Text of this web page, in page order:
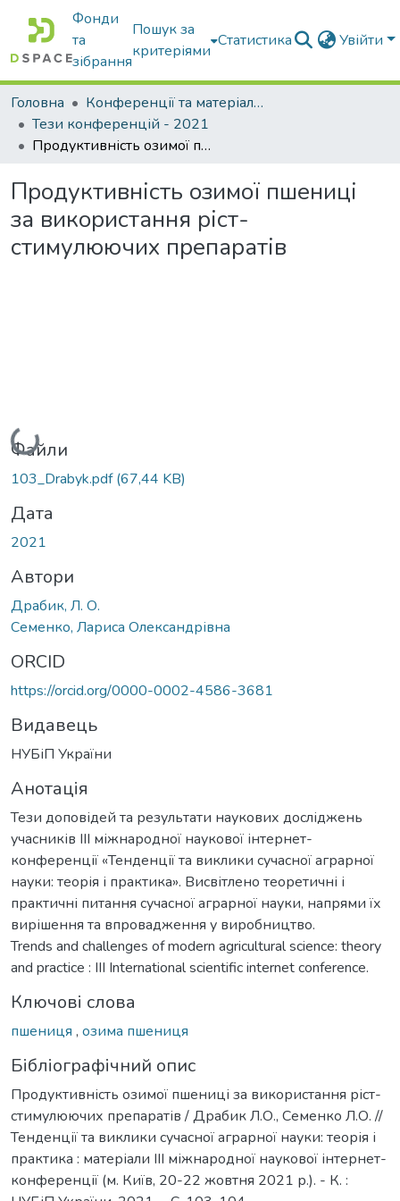
Фонди
та
зібрання
Пошук за
критеріями
Статистика Увійти
Головна
Конференції та матеріали конференцій
Тези конференцій - 2021
Продуктивність озимої пшениці за використання ріст-стимулюючих препаратів
Продуктивність озимої пшениці
за використання ріст-
стимулюючих препаратів
Вантажиться...
Файли
103_Drabyk.pdf(67,44 KB)
Дата
2021
Автори
Драбик, Л. О.
Семенко, Лариса Олександрівна
ORCID
https://orcid.org/0000-0002-4586-3681
Видавець
НУБіП України
Анотація
Тези доповідей та результати наукових досліджень
учасників IIІ міжнародної наукової інтернет-
конференції «Тенденції та виклики сучасної аграрної
науки: теорія і практика». Висвітлено теоретичні і
практичні питання сучасної аграрної науки, напрями їх
вирішення та впровадження у виробництво.
Trends and challenges of modern agricultural science: theory
and practice : III International scientific internet conference.
Ключові слова
пшениця , озима пшениця
Бібліографічний опис
Продуктивність озимої пшениці за використання ріст-
стимулюючих препаратів / Драбик Л.О., Семенко Л.О. //
Тенденції та виклики сучасної аграрної науки: теорія і
практика : матеріали IIІ міжнародної наукової інтернет-
конференції (м. Київ, 20-22 жовтня 2021 р.). - К. :